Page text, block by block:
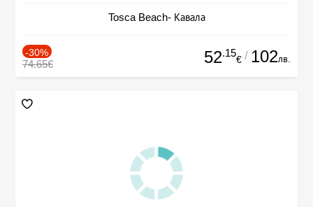
Tosca Beach- Кавала
-30%
74.65€ 52.15
€ / 102лв.